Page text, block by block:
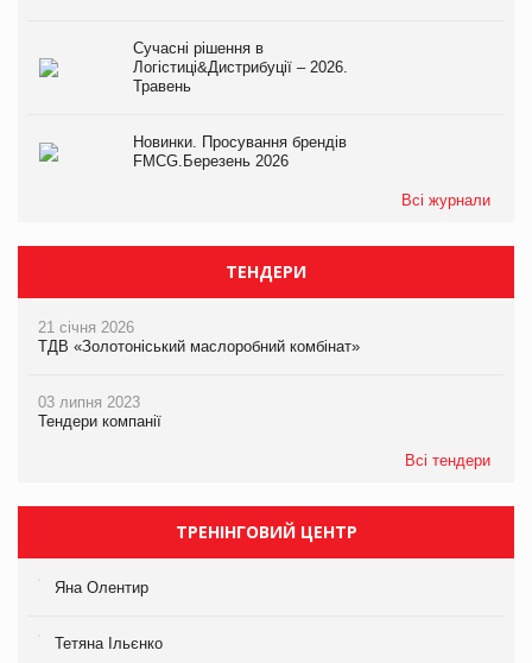
Сучасні рішення в
Логістиці&Дистрибуції – 2026.
Травень
Новинки. Просування брендів
FMCG.Березень 2026
Всі журнали
ТЕНДЕРИ
21 січня 2026
ТДВ «Золотоніський маслоробний комбінат»
03 липня 2023
Тендери компанії
Всі тендери
ТРЕНІНГОВИЙ ЦЕНТР
Яна Олентир
Тетяна Ільєнко